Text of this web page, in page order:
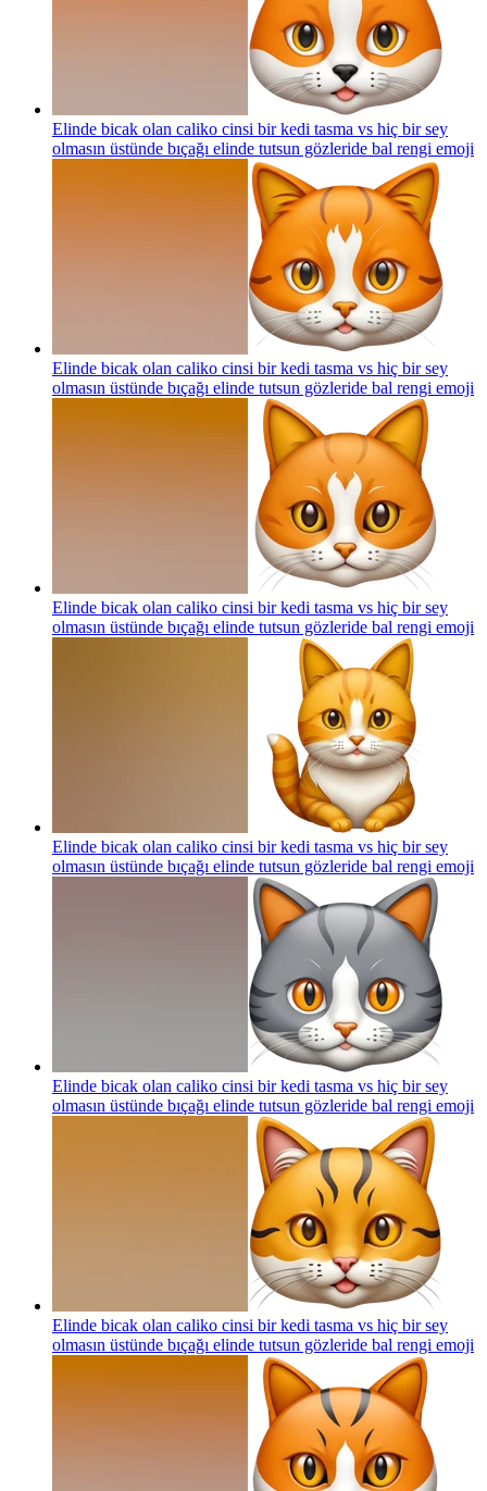
Elinde bicak olan caliko cinsi bir kedi tasma vs hiç bir sey
olmasın üstünde bıçağı elinde tutsun gözleride bal rengi emoji
Elinde bicak olan caliko cinsi bir kedi tasma vs hiç bir sey
olmasın üstünde bıçağı elinde tutsun gözleride bal rengi emoji
Elinde bicak olan caliko cinsi bir kedi tasma vs hiç bir sey
olmasın üstünde bıçağı elinde tutsun gözleride bal rengi emoji
Elinde bicak olan caliko cinsi bir kedi tasma vs hiç bir sey
olmasın üstünde bıçağı elinde tutsun gözleride bal rengi emoji
Elinde bicak olan caliko cinsi bir kedi tasma vs hiç bir sey
olmasın üstünde bıçağı elinde tutsun gözleride bal rengi emoji
Elinde bicak olan caliko cinsi bir kedi tasma vs hiç bir sey
olmasın üstünde bıçağı elinde tutsun gözleride bal rengi emoji